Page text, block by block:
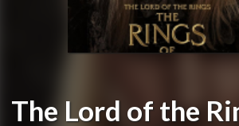
The Lord of the